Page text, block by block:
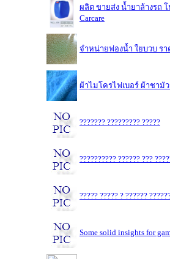
ผลิต ขายส่ง น้ำยาล้างรถ
Carcare
จำหน่ายฟองน้ำ ใยบวบ รา
ผ้าไมโครไฟเบอร์ ผ้าชามั
??????? ????????? ?????
?????????? ?????? ???
????? ????? ? ??????
Some solid insights for